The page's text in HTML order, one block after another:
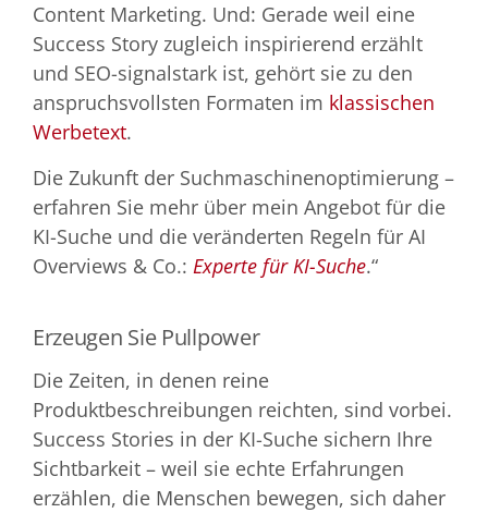
Content Marketing. Und: Gerade weil eine
Success Story zugleich inspirierend erzählt
und SEO-signalstark ist, gehört sie zu den
anspruchsvollsten Formaten im klassischen
Werbetext.
Die Zukunft der Suchmaschinenoptimierung –
erfahren Sie mehr über mein Angebot für die
KI-Suche und die veränderten Regeln für AI
Overviews & Co.: Experte für KI-Suche.“
Erzeugen Sie Pullpower
Die Zeiten, in denen reine
Produktbeschreibungen reichten, sind vorbei.
Success Stories in der KI-Suche sichern Ihre
Sichtbarkeit – weil sie echte Erfahrungen
erzählen, die Menschen bewegen, sich daher